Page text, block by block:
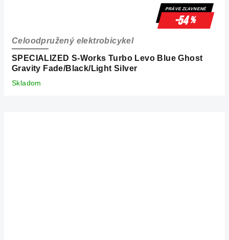
PRÁVE ZĽAVNENÉ
-54%
SPECIALIZED S-Works Turbo Levo Blue Ghost
Gravity Fade/Black/Light Silver
Celoodpružený elektrobicykel
Skladom